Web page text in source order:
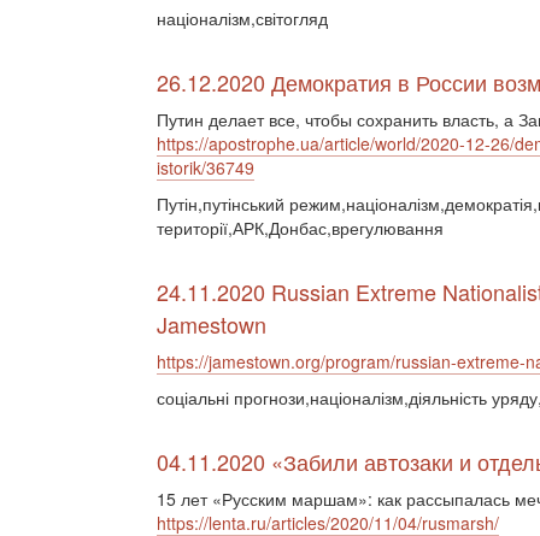
націоналізм,світогляд
26.12.2020 Демократия в России
Путин делает все, чтобы сохранить власть, а
https://apostrophe.ua/article/world/2020-12-26/
istorik/36749
Путін,путінський
території,АРК,Донбас,врегулювання
24.11.2020 Russian Extreme
Jamestown
https://jamestown.org/program/russian-extreme-
соціальні прогнози,націоналізм,діяльність
04.11.2020 «Забили автозаки и
15 лет «Русским маршам»: как рассыпалась
https://lenta.ru/articles/2020/11/04/rusmarsh/